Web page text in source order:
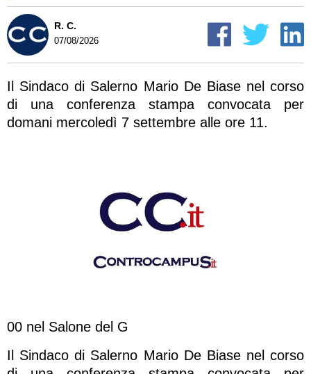
R. C.
07/08/2026
Il Sindaco di Salerno Mario De Biase nel corso
di una conferenza stampa convocata per
domani mercoledì 7 settembre alle ore 11.
00 nel Salone del G
Il Sindaco di Salerno Mario De Biase nel corso